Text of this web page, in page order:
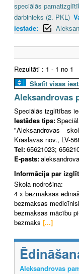
speciālās
darbinieks (2. PKL)
iestāde:
Rezultāti : 1 - 1 no 1
Skatīt visas
Aleksandrovas
Speciālās izglītības
Iestādes tips:
"Aleksandrovas
Krāslavas nov., LV-
Tel:65621023;
E-pasts:
Informācija par
Skola nodrošina:
4 x bezmaksas
bezmaksas
bezmaksas mācību
bezmaks [...]
Aleksandrovas